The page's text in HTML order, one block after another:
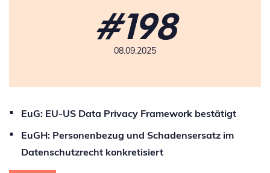
#198
08.09.2025
EuG: EU-US Data Privacy Framework bestätigt
EuGH: Personenbezug und Schadensersatz im
Datenschutzrecht konkretisiert